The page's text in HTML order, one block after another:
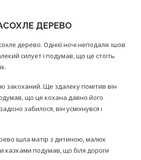
ДЕРЕВО
дерево. Однієї ночі неподалік ішов
силует і подумав, що це стоїть
закоханий. Ще здалеку помітив він
що це кохана давно його
забилося, він усміхнувся і
ішла матір з дитиною, малюк
казками подумав, що біля дороги